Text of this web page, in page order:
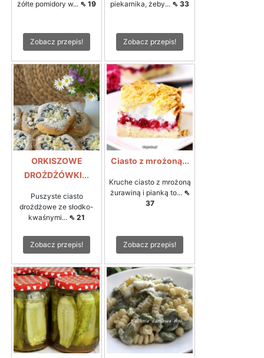
żółte pomidory w... ⇖ 19
Zobacz przepis!
piekarnika, żeby... ⇖ 33
Zobacz przepis!
ORKISZOWE
DROŻDŻÓWKI...
Puszyste ciasto
drożdżowe ze słodko-
kwaśnymi... ⇖ 21
Zobacz przepis!
Ciasto z mrożoną...
Kruche ciasto z mrożoną
żurawiną i pianką to... ⇖
37
Zobacz przepis!